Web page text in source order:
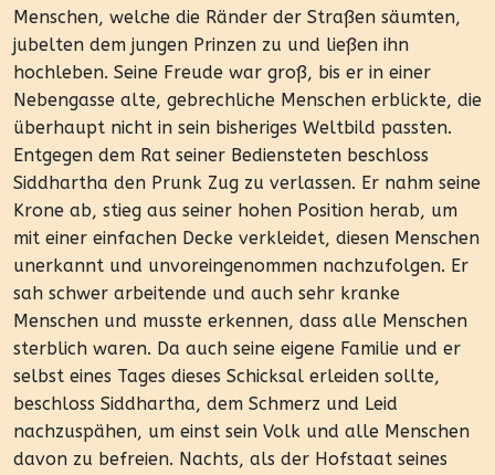
Menschen, welche die Ränder der Straßen säumten,
jubelten dem jungen Prinzen zu und ließen ihn
hochleben. Seine Freude war groß, bis er in einer
Nebengasse alte, gebrechliche Menschen erblickte, die
überhaupt nicht in sein bisheriges Weltbild passten.
Entgegen dem Rat seiner Bediensteten beschloss
Siddhartha den Prunk Zug zu verlassen. Er nahm seine
Krone ab, stieg aus seiner hohen Position herab, um
mit einer einfachen Decke verkleidet, diesen Menschen
unerkannt und unvoreingenommen nachzufolgen. Er
sah schwer arbeitende und auch sehr kranke
Menschen und musste erkennen, dass alle Menschen
sterblich waren. Da auch seine eigene Familie und er
selbst eines Tages dieses Schicksal erleiden sollte,
beschloss Siddhartha, dem Schmerz und Leid
nachzuspähen, um einst sein Volk und alle Menschen
davon zu befreien. Nachts, als der Hofstaat seines